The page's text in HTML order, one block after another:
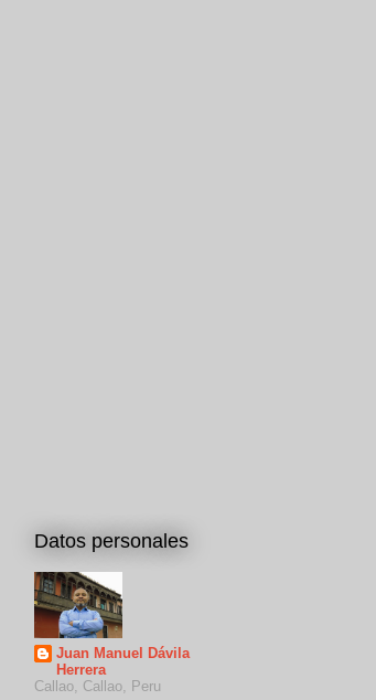
Datos personales
Juan Manuel Dávila
Herrera
Callao, Callao, Peru